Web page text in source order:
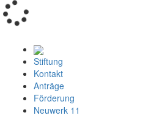
Stiftung
Kontakt
Anträge
Förderung
Neuwerk 11